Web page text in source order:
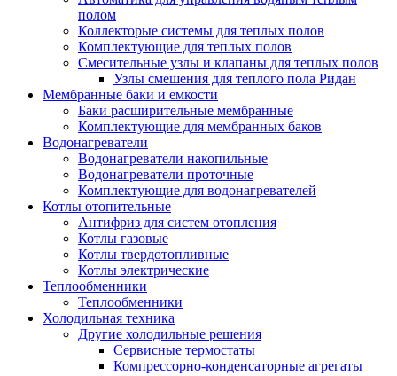
полом
Коллекторые системы для теплых полов
Комплектующие для теплых полов
Смесительные узлы и клапаны для теплых полов
Узлы смешения для теплого пола Ридан
Мембранные баки и емкости
Баки расширительные мембранные
Комплектующие для мембранных баков
Водонагреватели
Водонагреватели накопильные
Водонагреватели проточные
Комплектующие для водонагревателей
Котлы отопительные
Антифриз для систем отопления
Котлы газовые
Котлы твердотопливные
Котлы электрические
Теплообменники
Теплообменники
Холодильная техника
Другие холодильные решения
Сервисные термостаты
Компрессорно-конденсаторные агрегаты